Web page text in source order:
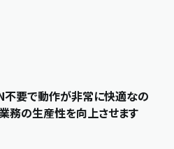
不要で動作が非常に快適なの
業務の生産性を向上させます